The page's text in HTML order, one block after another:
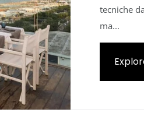
tecniche
ma...